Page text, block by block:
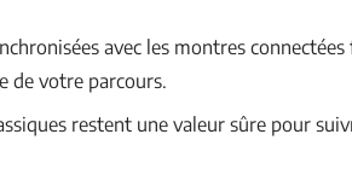
avec les montres
de votre parcours.
restent une valeur sûre pour